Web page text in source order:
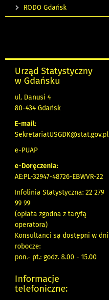
RODO Gdańsk
Urząd Statystyczny
w Gdańsku
ul. Danusi 4
80-434 Gdańsk
E-mail:
SekretariatUSGDK@stat.gov.pl
e-PUAP
e-Doręczenia:
AE:PL-32947-48726-EBWVR-22
Infolinia Statystyczna: 22 279
99 99
(opłata zgodna z taryfą
operatora)
Konsultanci są dostępni w dni
robocze:
pon.- pt.: godz. 8.00 - 15.00
Informacje
telefoniczne: